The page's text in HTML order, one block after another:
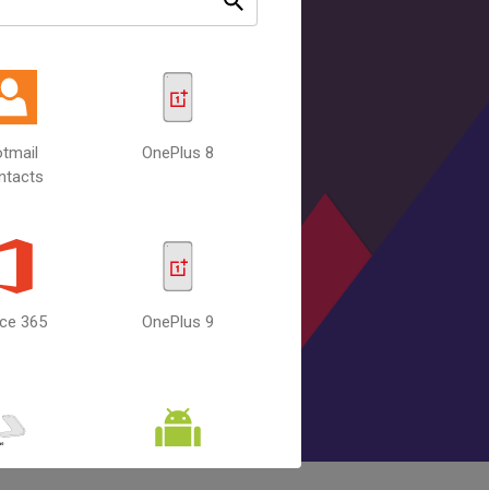
avec
peut
OnePlus 8
365 OnePlus 9